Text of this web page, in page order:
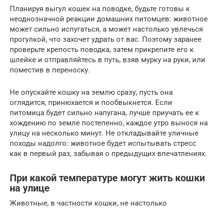
Планируя выгул кошек на поводке, будьте готовы к
неоднозначной реакции домашних питомцев: животное
может сильно испугаться, а может настолько увлечься
прогулкой, что захочет удрать от вас. Поэтому заранее
проверьте крепость поводка, затем прикрепите его к
шлейке и отправляйтесь в путь, взяв мурку на руки, или
поместив в переноску.
Не опускайте кошку на землю сразу, пусть она
оглядится, принюхается и пообвыкнется. Если
питомица будет сильно напугана, лучше приучать ее к
хождению по земле постепенно, каждое утро вынося на
улицу на несколько минут. Не откладывайте уличные
походы надолго: животное будет испытывать стресс
как в первый раз, забывая о предыдущих впечатлениях.
При какой температуре могут жить кошки
на улице
Животные, в частности кошки, не настолько